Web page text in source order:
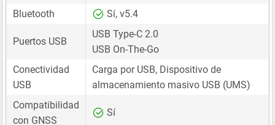
Bluetooth Sí, v5.4
Puertos USB
USB Type-C 2.0
USB On-The-Go
Conectividad
USB
Carga por USB, Dispositivo de
almacenamiento masivo USB (UMS)
Compatibilidad
con GNSS
Sí